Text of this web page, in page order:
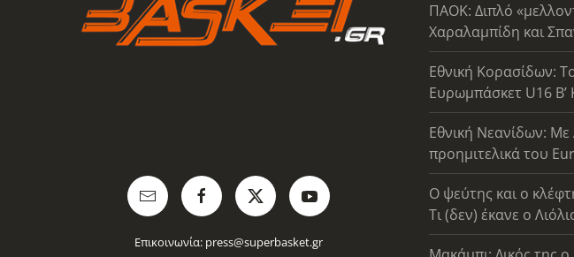
Επικοινωνία: press@superbasket.gr
ΠΑΟΚ: Διπλό
Χαραλαμπίδη και
Εθνική Κορασίδων:
Ευρωμπάσκετ U16 B’
Εθνική Νεανίδων: Με
προημιτελικά του
Ο ψεύτης και ο
Τι (δεν) έκανε ο